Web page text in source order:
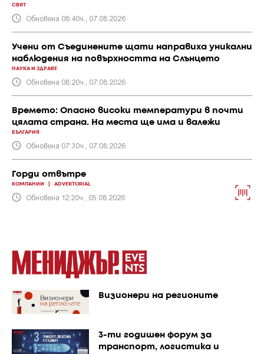
СВЯТ
Обновена 08:40ч., 07.08.2026
Учени от Съединените щати направиха уникални
наблюдения на повърхността на Слънцето
НАУКА И ЗДРАВЕ
Обновена 08:20ч., 07.08.2026
Времето: Опасно високи температури в почти
цялата страна. На места ще има и валежи
БЪЛГАРИЯ
Обновена 07:30ч., 07.08.2026
Горди отвътре
КОМПАНИИ ADVERTORIAL
Обновена 12:20ч., 05.08.2026
Визионери на регионите
3-ти годишен форум за
транспорт, логистика и